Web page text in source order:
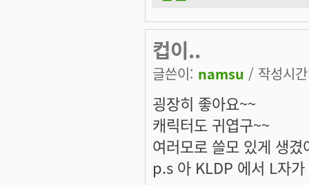
컵이..
글쓴이: namsu / 작성시
굉장히 좋아요~~
캐릭터도 귀엽구~~
여러모로 쓸모 있게 생
p.s 아 KLDP 에서 L자